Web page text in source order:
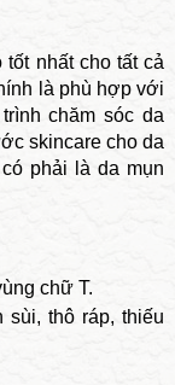
tốt nhất cho tất cả
là phù hợp với
chăm sóc da
skincare cho da
phải là da mụn
chữ T.
sùi, thô ráp, thiếu